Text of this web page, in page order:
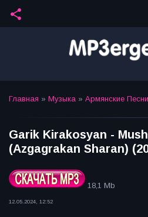
share
Главная » Музыка » Армянские Песни
Garik Kirakosyan -
(Azgagrakan Sharan)
18,1 Mb
12.05.2024, 12:52